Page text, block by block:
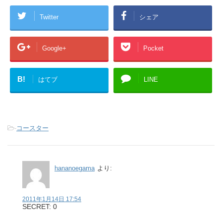
Twitter シェア
Google+ Pocket
B! はてブ LINE
-コースター
hananoegama より:
2011年1月14日 17:54
SECRET: 0